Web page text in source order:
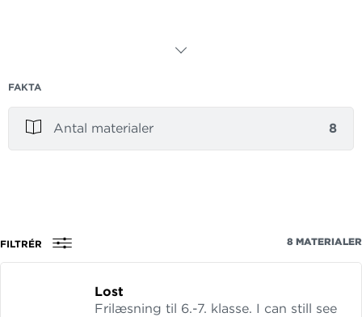
FAKTA
Antal materialer 8
FILTRÉR 8 MATERIALER
Lost
Frilæsning til 6.-7. klasse. I can still see